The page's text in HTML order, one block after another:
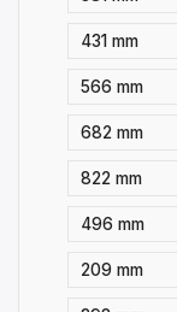
431 mm
566 mm
682 mm
822 mm
496 mm
209 mm